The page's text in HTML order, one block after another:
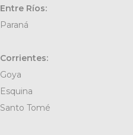
Entre Ríos:
Paraná
Corrientes:
Goya
Esquina
Santo Tomé